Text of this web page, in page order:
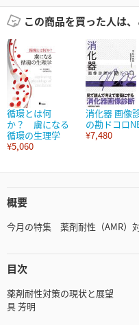
この商品を買った人は、
循環とは何
か？ 虜になる
循環の生理学
¥5,060
消化器 画像
の勘ドコロ
¥7,480
概要
今月の特集 薬剤耐性（AMR）
目次
薬剤耐性対策の現状と展望
具 芳明